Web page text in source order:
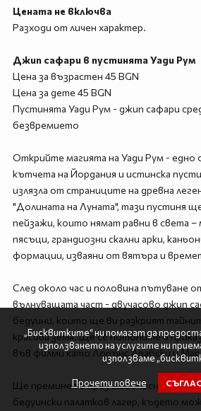
Цената не включва
Разходи от личен характер.
Джип сафари в пустинята Уади Рум
Цена за възрастен 45 BGN
Цена за дете 45 BGN
Пустинята Уади Рум - джип сафари
безвремието
Открийте магията на Уади Рум -
кътчета на Йордания и истинска
излязла от страниците на древна
"Долината на Луната", тази пустиня
пейзажи, които нямат равни в света
пясъци, грандиозни скални арки,
формации, изваяни от вятъра и
След около час и половина пътуване
вълнуващата част - двучасово джип
бедуини, които ще ви разкрият
красива земя. Ще се потопите в
във филми като Лорънс Арабски и
Ще преминете през живописни
бедуински палатков лагер, където
„Бисквитките“ ни помагат да
използването на услугите ни
използваме
Прочети повече